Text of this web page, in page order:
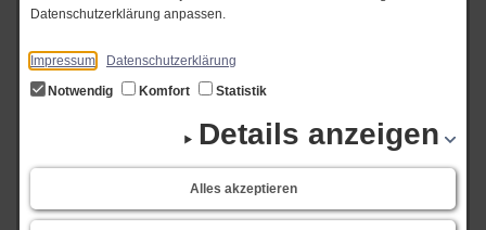
Datenschutzerklärung anpassen.
Impressum
Datenschutzerklärung
Notwendig
Komfort Statistik
Details anzeigen
Alles akzeptieren
Start Riko Lackner
Riko Lackner
(04971) 206-50